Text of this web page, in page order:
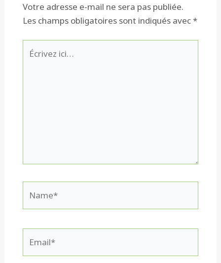
Votre adresse e-mail ne sera pas publiée.
Les champs obligatoires sont indiqués avec*
Écrivez
ici…